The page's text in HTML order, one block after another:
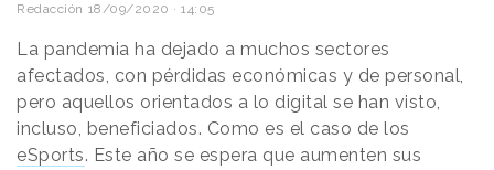
Redacción 18/09/2020 · 14:05
La pandemia ha dejado a muchos sectores
afectados, con pérdidas económicas y de personal,
pero aquellos orientados a lo digital se han visto,
incluso, beneficiados. Como es el caso de los
eSports. Este año se espera que aumenten sus